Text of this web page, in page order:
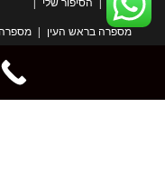
מספרה בראש העין
מספרה בכפר סירקין
מספרה מומלצת בראש העין
תספורות נשים
תספורות לנשים
פן מעוצב